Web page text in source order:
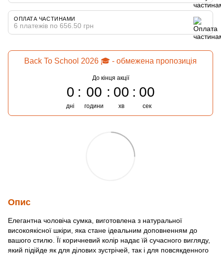
ОПЛАТА ЧАСТИНАМИ
6 платежів по 656.50 грн
Back To School 2026 🎓 - обмежена пропозиція
До кінця акції
0
дні
00
години
00
хв
00
сек
Опис
Елегантна чоловіча сумка, виготовлена з натуральної
високоякісної шкіри, яка стане ідеальним доповненням до
вашого стилю. Її коричневий колір надає їй сучасного вигляду,
який підійде як для ділових зустрічей, так і для повсякденного